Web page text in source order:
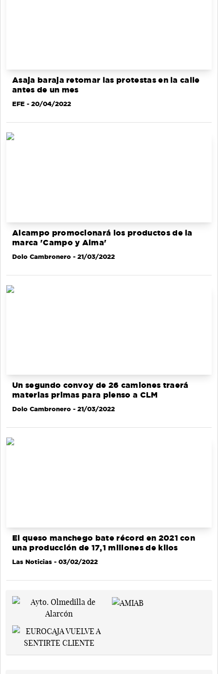
Asaja baraja retomar las protestas en la calle
antes de un mes
EFE - 20/04/2022
Alcampo promocionará los productos de la
marca 'Campo y Alma'
Dolo Cambronero - 21/03/2022
Un segundo convoy de 26 camiones traerá
materias primas para pienso a CLM
Dolo Cambronero - 21/03/2022
El queso manchego bate récord en 2021 con
una producción de 17,1 millones de kilos
Las Noticias - 03/02/2022